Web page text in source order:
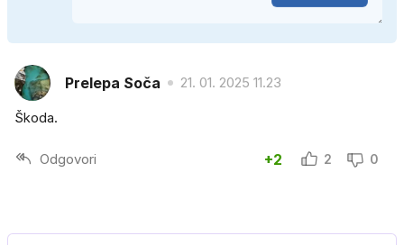
Prelepa Soča 21. 01. 2025 11.23
Škoda.
Odgovori +2 2 0